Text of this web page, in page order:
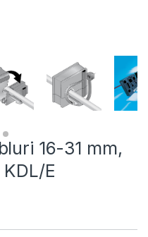
16-31 mm,
E